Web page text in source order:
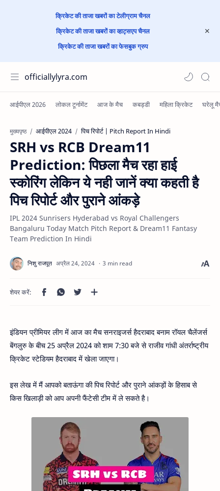
क्रिकेट की ताजा खबरों का टेलीग्राम चैनल
क्रिकेट की ताजा खबरों का व्हाट्सएप चैनल
क्रिकेट की ताजा खबरों का फेसबुक ग्रुप
officiallylyra.com
मुख्यपृष्ठ आईपीएल 2024 पिच रिपोर्ट | Pitch Report In Hindi
SRH vs RCB Dream11
Prediction: पिछला मैच रहा हाई
स्कोरिंग लेकिन ये नही जानें क्या कहती है
पिच रिपोर्ट और पुराने आंकड़े
IPL 2024 Sunrisers Hyderabad vs Royal Challengers
Bangaluru Today Match Pitch Report & Dream11 Fantasy
Team Prediction In Hindi
3 min read
इंडियन प्रीमियर लीग में आज का मैच सनराइजर्स हैदराबाद बनाम रॉयल चैलेंजर्स
बेंगलुरु के बीच 25 अप्रैल 2024 को शाम 7:30 बजे से राजीव गांधी अंतर्राष्ट्रीय
क्रिकेट स्टेडियम हैदराबाद में खेला जाएगा।
इस लेख में मैं आपको बताऊंगा की पिच रिपोर्ट और पुराने आंकड़ों के हिसाब से
किस खिलाड़ी को आप अपनी फैंटेसी टीम में ले सकते है।